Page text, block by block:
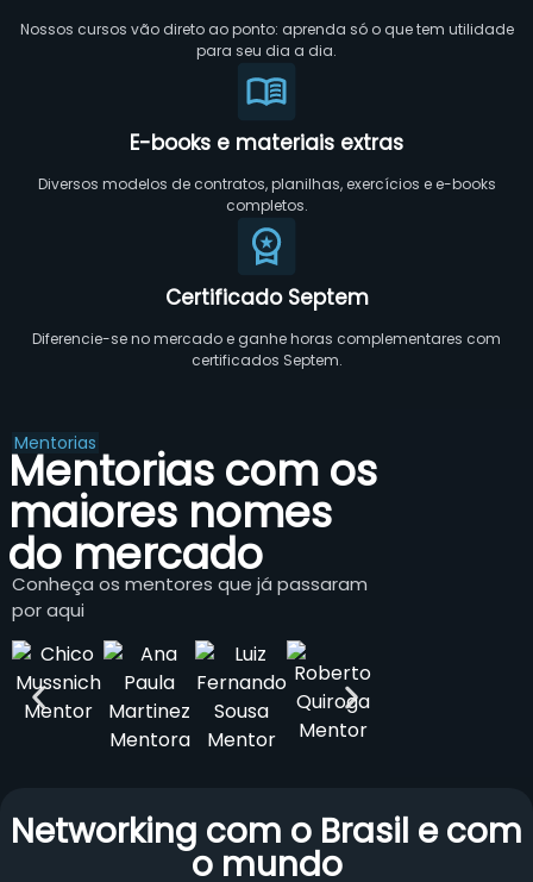
Nossos cursos vão direto ao ponto: aprenda só o que tem utilidade
para seu dia a dia.
E-books e materiais extras
Diversos modelos de contratos, planilhas, exercícios e e-books
completos.
Certificado Septem
Diferencie-se no mercado e ganhe horas complementares com
certificados Septem.
Mentorias
Mentorias com os
maiores nomes
do mercado
Conheça os mentores que já passaram
por aqui
Networking com o Brasil e com
o mundo